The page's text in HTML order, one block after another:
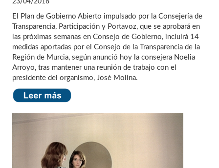
23/04/2018
El Plan de Gobierno Abierto impulsado por la Consejería de
Transparencia, Participación y Portavoz, que se aprobará en
las próximas semanas en Consejo de Gobierno, incluirá 14
medidas aportadas por el Consejo de la Transparencia de la
Región de Murcia, según anunció hoy la consejera Noelia
Arroyo, tras mantener una reunión de trabajo con el
presidente del organismo, José Molina.